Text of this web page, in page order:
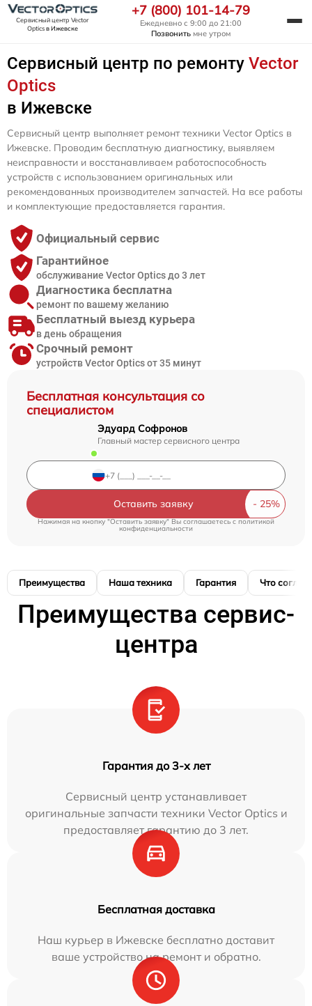
Сервисный центр Vector
Opticsв Ижевске
+7 (800) 101-14-79
Ежедневно с 9:00 до 21:00
Позвонить мне утром
Сервисный центр по ремонту Vector
Optics
в Ижевске
Бесплатная консультация со
специалистом
Эдуард Софронов
Главный мастер сервисного центра
Оставить заявку
Нажимая на кнопку "Оставить заявку" Вы соглашаетесь cполитикой
конфиденциальности
Сервисный центр выполняет ремонт техники Vector Optics в
Ижевске. Проводим бесплатную диагностику, выявляем
неисправности и восстанавливаем работоспособность
устройств с использованием оригинальных или
рекомендованных производителем запчастей. На все работы
и комплектующие предоставляется гарантия.
Официальный сервис
Гарантийное
обслуживание Vector Optics до 3 лет
Диагностика бесплатна
ремонт по вашему желанию
Бесплатный выезд курьера
в день обращения
Срочный ремонт
устройств Vector Optics от 35 минут
Преимущества Наша техника Гарантия Что
Преимущества сервис-
центра
Гарантия до 3-х лет
Сервисный центр устанавливает
оригинальные запчасти техники Vector Optics и
предоставляет гарантию до 3 лет.
Бесплатная доставка
Наш курьер в Ижевске бесплатно доставит
ваше устройство на ремонт и обратно.